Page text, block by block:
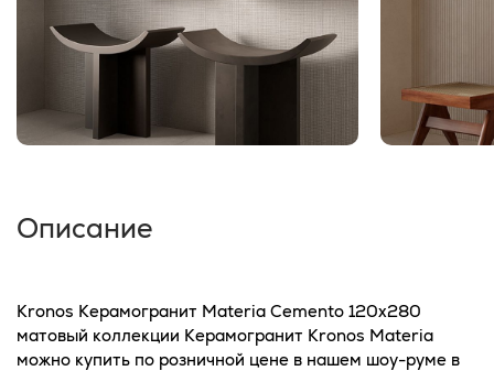
Описание
Kronos Керамогранит Materia Cemento 120x280
матовый коллекции Керамогранит Kronos Materia
можно купить по розничной цене в нашем шоу-руме в